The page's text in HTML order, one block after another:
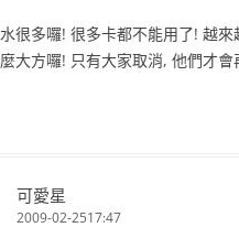
很多囉! 很多卡都不能用了! 越
大方囉! 只有大家取消, 他們才
可愛星
2009-02-2517:47